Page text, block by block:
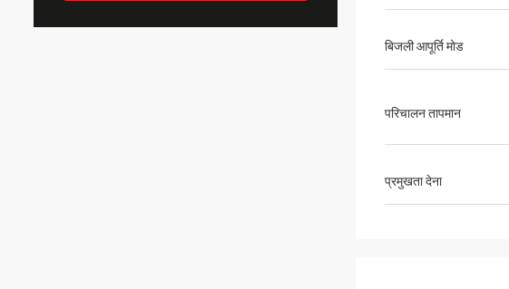
बिजली आपूर्ति मोड
परिचालन तापमान
प्रमुखता देना